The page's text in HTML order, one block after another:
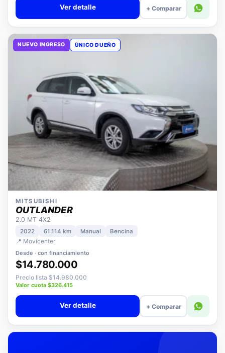
+ Comparar
NUEVO INGRESO
MITSUBISHI
OUTLANDER
2.0 MT 4X2
2022 61.114 km
📍 Movicenter
Desde · con financiamiento
$14.780.000
Precio lista $14.980.000
Valor cuota $326.415
+ Comparar